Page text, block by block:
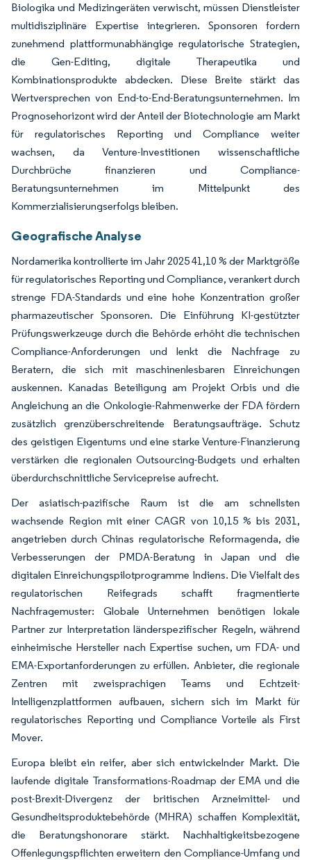
Biologika und Medizingeräten verwischt, müssen Dienstleister
multidisziplinäre Expertise integrieren. Sponsoren fordern
zunehmend plattformunabhängige regulatorische Strategien,
die Gen-Editing, digitale Therapeutika und
Kombinationsprodukte abdecken. Diese Breite stärkt das
Wertversprechen von End-to-End-Beratungsunternehmen. Im
Prognosehorizont wird der Anteil der Biotechnologie am Markt
für regulatorisches Reporting und Compliance weiter
wachsen, da Venture-Investitionen wissenschaftliche
Durchbrüche finanzieren und Compliance-
Beratungsunternehmen im Mittelpunkt des
Kommerzialisierungserfolgs bleiben.
Geografische Analyse
Nordamerika kontrollierte im Jahr 2025 41,10 % der Marktgröße
für regulatorisches Reporting und Compliance, verankert durch
strenge FDA-Standards und eine hohe Konzentration großer
pharmazeutischer Sponsoren. Die Einführung KI-gestützter
Prüfungswerkzeuge durch die Behörde erhöht die technischen
Compliance-Anforderungen und lenkt die Nachfrage zu
Beratern, die sich mit maschinenlesbaren Einreichungen
auskennen. Kanadas Beteiligung am Projekt Orbis und die
Angleichung an die Onkologie-Rahmenwerke der FDA fördern
zusätzlich grenzüberschreitende Beratungsaufträge. Schutz
des geistigen Eigentums und eine starke Venture-Finanzierung
verstärken die regionalen Outsourcing-Budgets und erhalten
überdurchschnittliche Servicepreise aufrecht.
Der asiatisch-pazifische Raum ist die am schnellsten
wachsende Region mit einer CAGR von 10,15 % bis 2031,
angetrieben durch Chinas regulatorische Reformagenda, die
Verbesserungen der PMDA-Beratung in Japan und die
digitalen Einreichungspilotprogramme Indiens. Die Vielfalt des
regulatorischen Reifegrads schafft fragmentierte
Nachfragemuster: Globale Unternehmen benötigen lokale
Partner zur Interpretation länderspezifischer Regeln, während
einheimische Hersteller nach Expertise suchen, um FDA- und
EMA-Exportanforderungen zu erfüllen. Anbieter, die regionale
Zentren mit zweisprachigen Teams und Echtzeit-
Intelligenzplattformen aufbauen, sichern sich im Markt für
regulatorisches Reporting und Compliance Vorteile als First
Mover.
Europa bleibt ein reifer, aber sich entwickelnder Markt. Die
laufende digitale Transformations-Roadmap der EMA und die
post-Brexit-Divergenz der britischen Arzneimittel- und
Gesundheitsproduktebehörde (MHRA) schaffen Komplexität,
die Beratungshonorare stärkt. Nachhaltigkeitsbezogene
Offenlegungspflichten erweitern den Compliance-Umfang und